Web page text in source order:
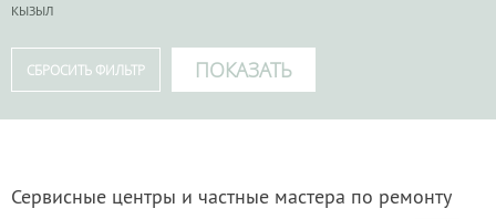
КЫЗЫЛ
Сервисные центры и частные мастера по ремонту